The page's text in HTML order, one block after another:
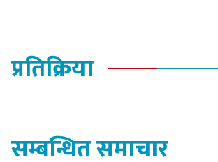
प्रतिक्रिया
सम्बन्धित समाचार